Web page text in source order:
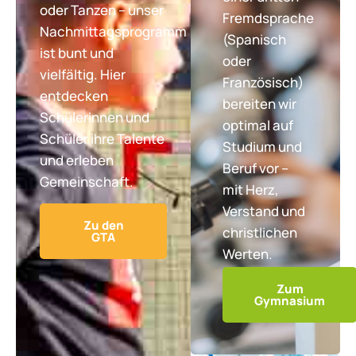
oder Tanzen – unser
Nachmittagsprogramm
ist bunt und
vielfältig. Hier
entdecken
Schülerinnen und
Schüler ihre Talente
und erleben
Gemeinschaft.
Zu den
GTA
Fremdsprache
(Spanisch
oder
Französisch)
bereiten wir
optimal auf
Studium und
Beruf vor –
mit Herz,
Verstand und
christlichen
Werten.
Zum
Gymnasium